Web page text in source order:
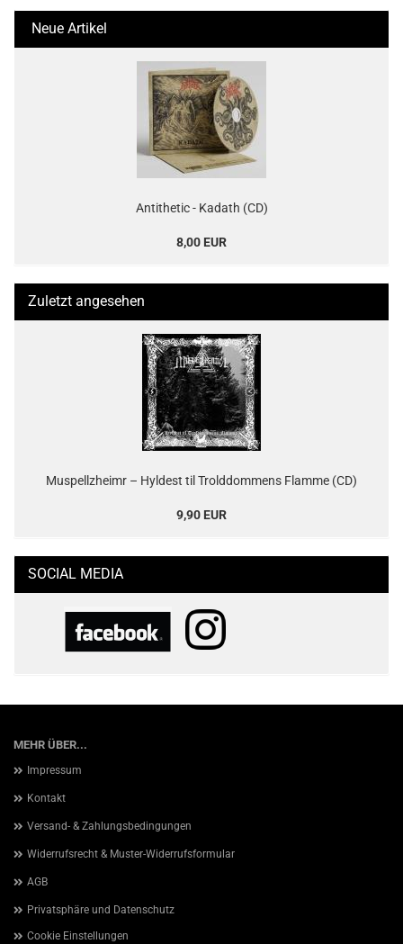
Neue Artikel
Antithetic - Kadath (CD)
8,00 EUR
Zuletzt angesehen
Muspellzheimr – Hyldest til Trolddommens Flamme (CD)
9,90 EUR
SOCIAL MEDIA
MEHR ÜBER...
Impressum
Kontakt
Versand- & Zahlungsbedingungen
Widerrufsrecht & Muster-Widerrufsformular
AGB
Privatsphäre und Datenschutz
Cookie Einstellungen